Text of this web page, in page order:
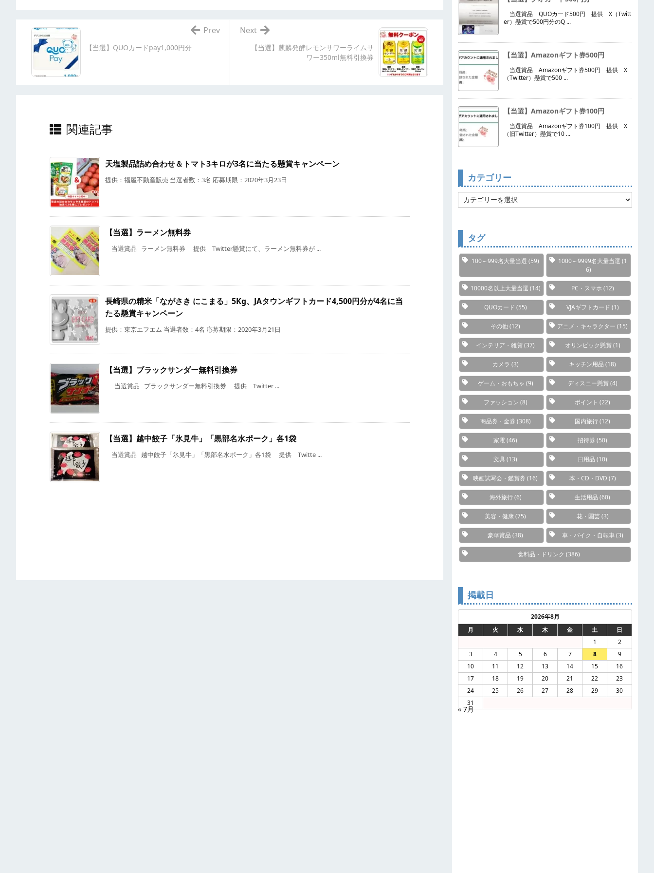
【当選】麒麟発酵レモンサワーライムサ
ワー350ml無料引換券
Next
【当選】QUOカードpay1,000円分
Prev
関連記事
天塩製品詰め合わせ＆トマト3キロが3名に当たる懸賞キャンペーン
提供：福屋不動産販売 当選者数：3名 応募期限：2020年3月23日
【当選】ラーメン無料券
当選賞品 ラーメン無料券 提供 Twitter懸賞にて、ラーメン無料券が ...
長崎県の精米「ながさき にこまる」5Kg、JAタウンギフトカード4,500円分が4名に当
たる懸賞キャンペーン
提供：東京エフエム 当選者数：4名 応募期限：2020年3月21日
【当選】ブラックサンダー無料引換券
当選賞品 ブラックサンダー無料引換券 提供 Twitter ...
【当選】越中餃子「氷見牛」「黒部名水ポーク」各1袋
当選賞品 越中餃子「氷見牛」「黒部名水ポーク」各1袋 提供 Twitte ...
当選賞品 QUOカード500円 提供 X（Twitt
er）懸賞で500円分のQ ...
【当選】Amazonギフト券500円
当選賞品 Amazonギフト券500円 提供 X
（Twitter）懸賞で500 ...
【当選】Amazonギフト券100円
当選賞品 Amazonギフト券100円 提供 X
（旧Twitter）懸賞で10 ...
カテゴリー
カ
テ
タグ
100～999名大量当選 (59) 1000～9999名大量当選 (1
6)
10000名以上大量当選 (14) PC・スマホ (12)
QUOカード (55) VJAギフトカード (1)
その他(12) アニメ・キャラクター (15)
インテリア・雑貨(37) オリンピック懸賞(1)
カメラ (3) キッチン用品 (18)
ゲーム・おもちゃ (9) ディスニー懸賞(4)
ファッション (8) ポイント (22)
商品券・金券 (308) 国内旅行(12)
家電(46) 招待券 (50)
文具 (13) 日用品 (10)
映画試写会・鑑賞券 (16) 本・CD・DVD (7)
海外旅行(6) 生活用品 (60)
美容・健康(75) 花・園芸(3)
豪華賞品 (38) 車・バイク・自転車(3)
食料品・ドリンク (386)
掲載日
2026年8月
月
火 水 木 金 土
日
1
2
3
4 5 6 7 8
9
10
11 12 13 14 15
16
17
18 19 20 21 22
23
24
25 26 27 28 29
30
31
« 7月